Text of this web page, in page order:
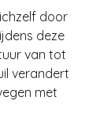
door
deze
van tot
verandert
met